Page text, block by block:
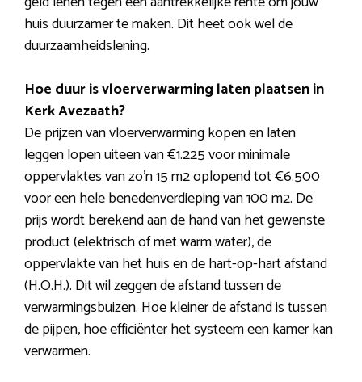
huis duurzamer te maken. Dit heet ook wel de
duurzaamheidslening.
Hoe duur is vloerverwarming laten plaatsen in
Kerk Avezaath?
De prijzen van vloerverwarming kopen en laten
leggen lopen uiteen van €1.225 voor minimale
oppervlaktes van zo’n 15 m2 oplopend tot €6.500
voor een hele benedenverdieping van 100 m2. De
prijs wordt berekend aan de hand van het gewenste
product (elektrisch of met warm water), de
oppervlakte van het huis en de hart-op-hart afstand
(H.O.H.). Dit wil zeggen de afstand tussen de
verwarmingsbuizen. Hoe kleiner de afstand is tussen
de pijpen, hoe efficiënter het systeem een kamer kan
verwarmen.